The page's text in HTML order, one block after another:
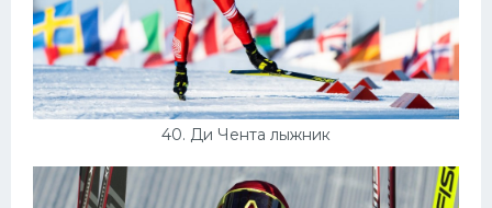
40. Ди Чента лыжник